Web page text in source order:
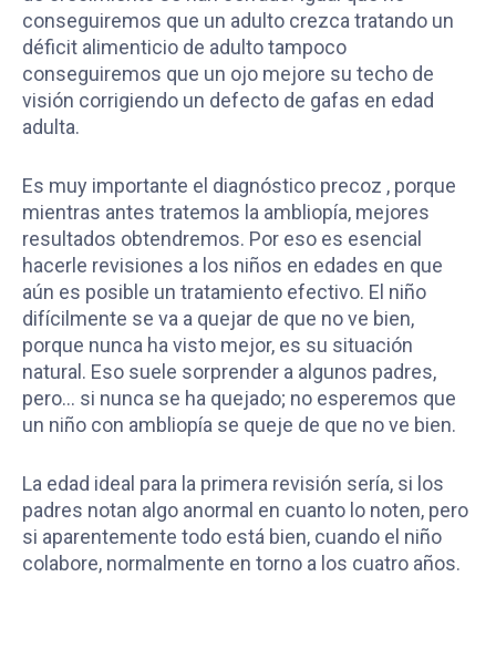
conseguiremos que un adulto crezca tratando un
déficit alimenticio de adulto tampoco
conseguiremos que un ojo mejore su techo de
visión corrigiendo un defecto de gafas en edad
adulta.
Es muy importante el diagnóstico precoz , porque
mientras antes tratemos la ambliopía, mejores
resultados obtendremos. Por eso es esencial
hacerle revisiones a los niños en edades en que
aún es posible un tratamiento efectivo. El niño
difícilmente se va a quejar de que no ve bien,
porque nunca ha visto mejor, es su situación
natural. Eso suele sorprender a algunos padres,
pero… si nunca se ha quejado; no esperemos que
un niño con ambliopía se queje de que no ve bien.
La edad ideal para la primera revisión sería, si los
padres notan algo anormal en cuanto lo noten, pero
si aparentemente todo está bien, cuando el niño
colabore, normalmente en torno a los cuatro años.